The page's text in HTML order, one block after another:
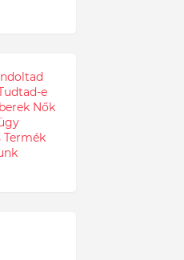
e
Nők
Termék